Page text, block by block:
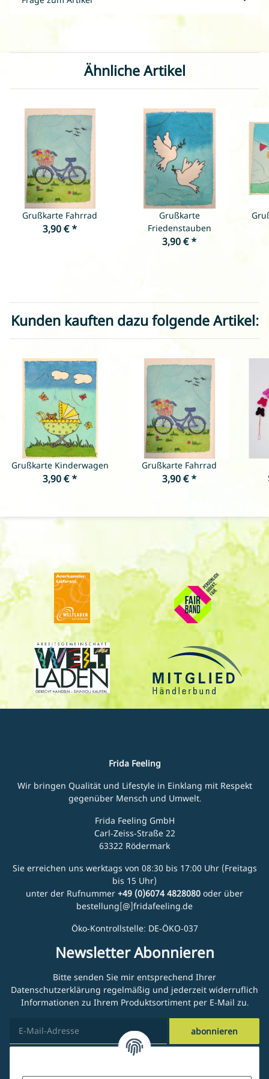
Ähnliche Artikel
Grußkarte Fahrrad
3,90 €*
Grußkarte
Friedenstauben
3,90 €*
Kunden kauften dazu folgende Artikel:
Grußkarte Kinderwagen
3,90 €*
Grußkarte Fahrrad
3,90 €*
Frida Feeling
Wir bringen Qualität und Lifestyle in Einklang mit Respekt
gegenüber Mensch und Umwelt.
Frida Feeling GmbH
Carl-Zeiss-Straße 22
63322 Rödermark
Sie erreichen uns werktags von 08:30 bis 17:00 Uhr (Freitags
bis 15 Uhr)
unter der Rufnummer +49 (0)6074 4828080 oder über
bestellung[@]fridafeeling.de
Öko-Kontrollstelle: DE-ÖKO-037
Newsletter Abonnieren
Bitte senden Sie mir entsprechend Ihrer
Datenschutzerklärung regelmäßig und jederzeit widerruflich
Informationen zu Ihrem Produktsortiment per E-Mail zu.
abonnieren